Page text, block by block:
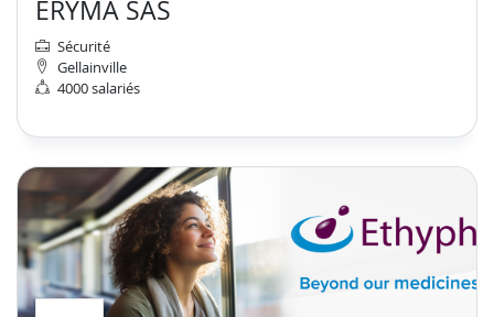
ERYMA SAS
Sécurité
Gellainville
4000 salariés